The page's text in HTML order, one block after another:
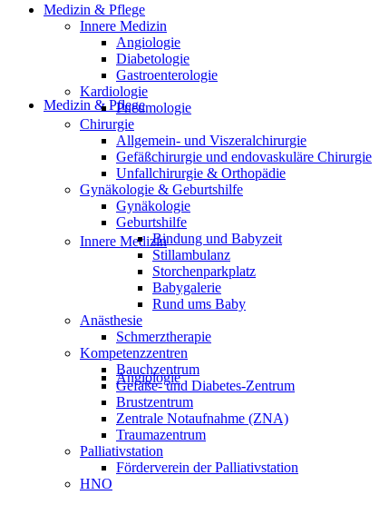
Medizin & Pflege
Innere Medizin
Angiologie
Medizin & Pflege
Innere Medizin
Angiologie
Diabetologie
Gastroenterologie
Kardiologie
Pneumologie
Chirurgie
Allgemein- und Viszeralchirurgie
Gefäßchirurgie und endovaskuläre Chirurgie
Unfallchirurgie & Orthopädie
Gynäkologie & Geburtshilfe
Gynäkologie
Geburtshilfe
Bindung und Babyzeit
Stillambulanz
Storchenparkplatz
Babygalerie
Rund ums Baby
Anästhesie
Schmerztherapie
Kompetenzzentren
Bauchzentrum
Gefäße- und Diabetes-Zentrum
Brustzentrum
Zentrale Notaufnahme (ZNA)
Traumazentrum
Palliativstation
Förderverein der Palliativstation
HNO